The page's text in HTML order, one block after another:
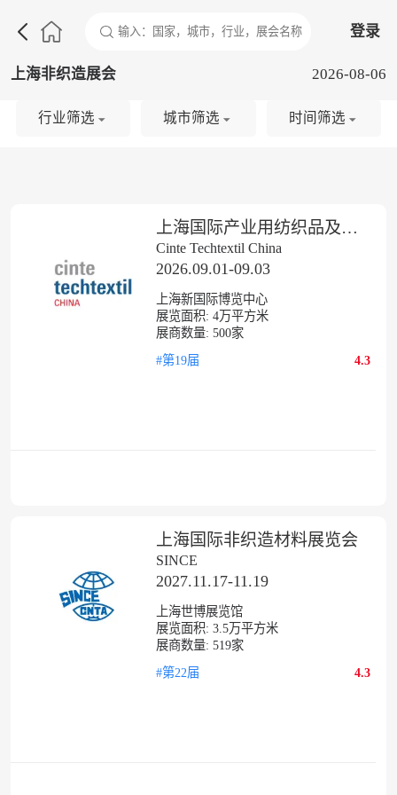
 登录
上海非织造展会 2026-08-06
上海国际产业用纺织品及非织造布展览会
Cinte Techtextil China
2026.09.01-09.03
上海新国际博览中心
展览面积: 4万平方米
展商数量: 500家
#第19届
4.3
上海国际非织造材料展览会
SINCE
2027.11.17-11.19
上海世博展览馆
展览面积: 3.5万平方米
展商数量: 519家
#第22届
4.3
行业筛选 城市筛选 时间筛选